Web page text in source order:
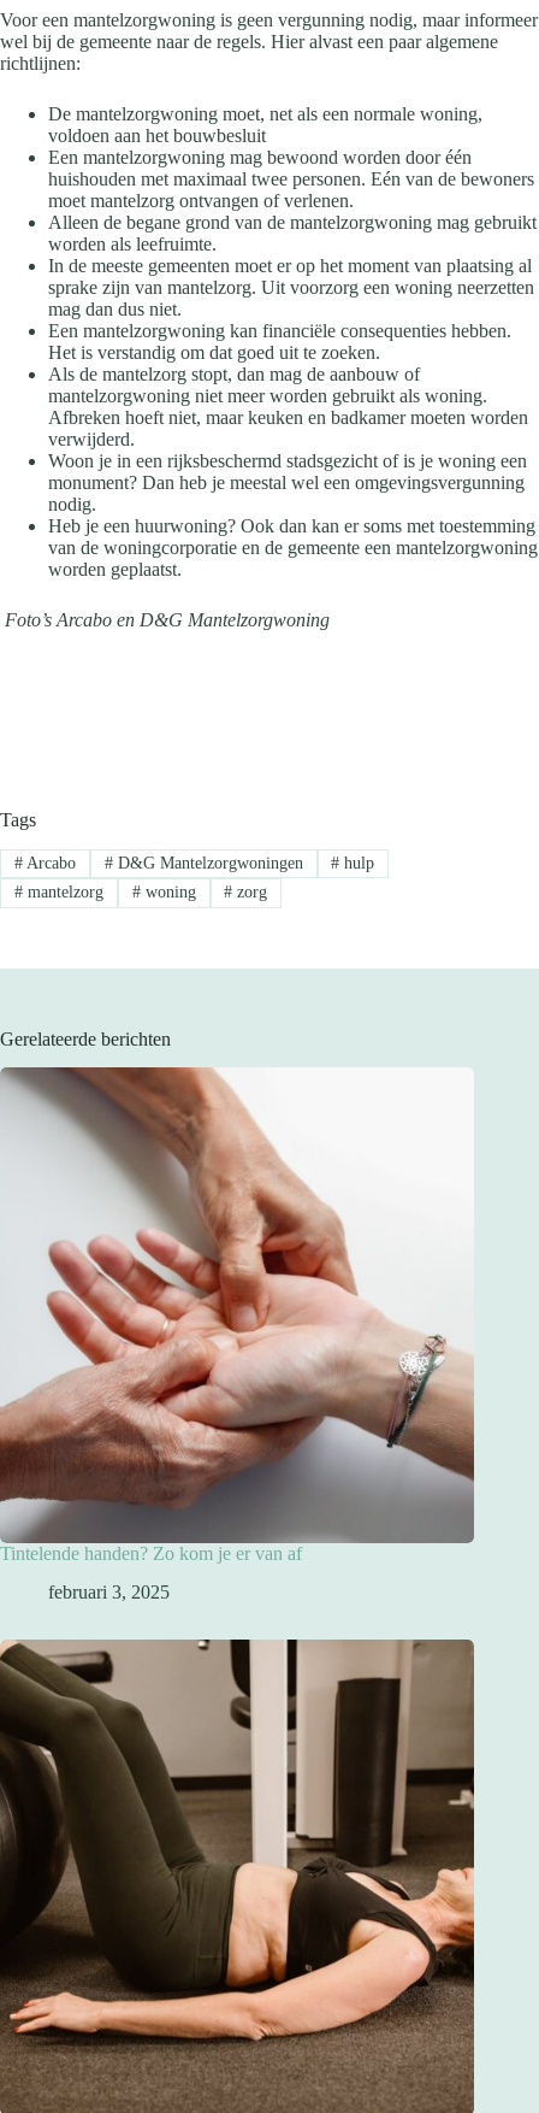
Voor een mantelzorgwoning is geen vergunning nodig, maar informeer
wel bij de gemeente naar de regels. Hier alvast een paar algemene
richtlijnen:
De mantelzorgwoning moet, net als een normale woning,
voldoen aan het bouwbesluit
Een mantelzorgwoning mag bewoond worden door één
huishouden met maximaal twee personen. Eén van de bewoners
moet mantelzorg ontvangen of verlenen.
Alleen de begane grond van de mantelzorgwoning mag gebruikt
worden als leefruimte.
In de meeste gemeenten moet er op het moment van plaatsing al
sprake zijn van mantelzorg. Uit voorzorg een woning neerzetten
mag dan dus niet.
Een mantelzorgwoning kan financiële consequenties hebben.
Het is verstandig om dat goed uit te zoeken.
Als de mantelzorg stopt, dan mag de aanbouw of
mantelzorgwoning niet meer worden gebruikt als woning.
Afbreken hoeft niet, maar keuken en badkamer moeten worden
verwijderd.
Woon je in een rijksbeschermd stadsgezicht of is je woning een
monument? Dan heb je meestal wel een omgevingsvergunning
nodig.
Heb je een huurwoning? Ook dan kan er soms met toestemming
van de woningcorporatie en de gemeente een mantelzorgwoning
worden geplaatst.
Foto’s Arcabo en D&G Mantelzorgwoning
Tags
#Arcabo #D&G Mantelzorgwoningen # hulp
#mantelzorg #woning # zorg
Gerelateerde berichten
Tintelende handen? Zo kom je er van af
februari 3, 2025